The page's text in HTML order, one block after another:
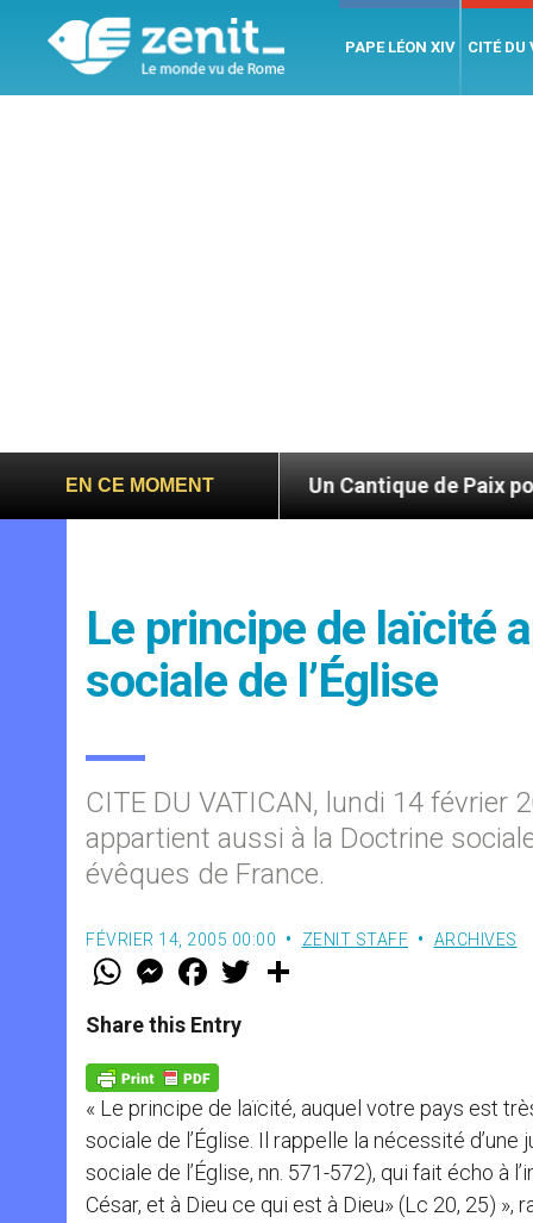
PAPE LÉON XIV CITÉ DU
EN CE MOMENT
par Jésus Un Cantique de Paix pour le Monde
Le principe de laïcité
sociale de l’Église
CITE DU VATICAN, lundi 14 février
appartient aussi à la Doctrine
évêques de France.
FÉVRIER 14, 2005 00:00 ZENIT STAFF ARCHIVES
W
t
s
p
p
M
e
s
e
g
e
r
F
a
e
b
k
w
Share this Entry
« Le principe de laïcité, auquel votre pays est
sociale de l’Église. Il rappelle la nécessité
sociale de l’Église, nn. 571-572), qui fait écho à
César, et à Dieu ce qui est à Dieu» (Lc 20, 25) »,